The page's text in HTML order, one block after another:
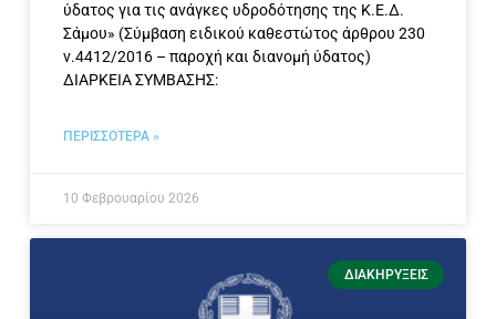
ύδατος για τις ανάγκες υδροδότησης της Κ.Ε.Δ.
Σάμου» (Σύμβαση ειδικού καθεστώτος άρθρου 230
ν.4412/2016 – παροχή και διανομή ύδατος)
ΔΙΑΡΚΕΙΑ ΣΥΜΒΑΣΗΣ:
ΠΕΡΙΣΣΟΤΕΡΑ »
10 Φεβρουαρίου 2026
ΔΙΑΚΗΡΎΞΕΙΣ